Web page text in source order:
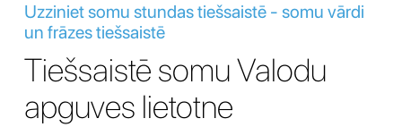
Uzziniet somu stundas tiešsaistē - somu vārdi
un frāzes tiešsaistē
Tiešsaistē somu Valodu
apguves lietotne